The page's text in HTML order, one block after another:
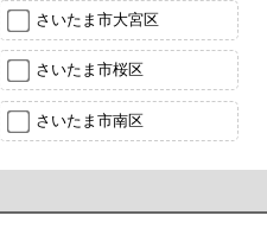
さいたま市大宮区
さいたま市桜区
さいたま市南区